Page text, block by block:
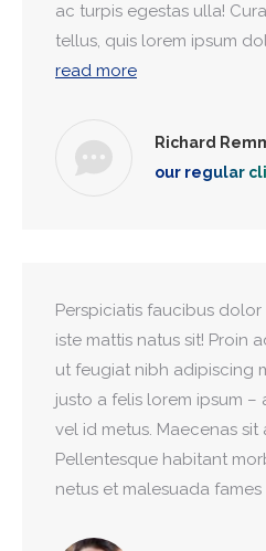
Richard
our regular
ac turpis egestas ulla!
tellus, quis lorem ipsum
read more
Perspiciatis faucibus
iste mattis natus sit! Proin
ut feugiat nibh adipiscing
justo a felis lorem ipsum
vel id metus. Maecenas
Pellentesque habitant
netus et malesuada